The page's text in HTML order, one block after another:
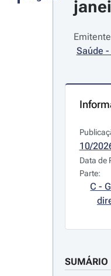
Saúde
10/
Data de
Parte:
C -
SUMÁRIO